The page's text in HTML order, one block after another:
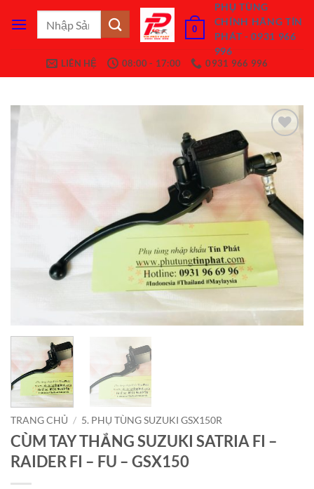
qua
0
PHỤ TÙNG
CHÍNH HÃNG TÍN
PHÁT - 0931 966
996
LIÊN HỆ
08:00 - 17:00 0931 966 996
Add to
Wishlist
TRANG CHỦ / 5. PHỤ TÙNG SUZUKI GSX150R
CÙM TAY THẮNG SUZUKI SATRIA FI –
RAIDER FI – FU – GSX150